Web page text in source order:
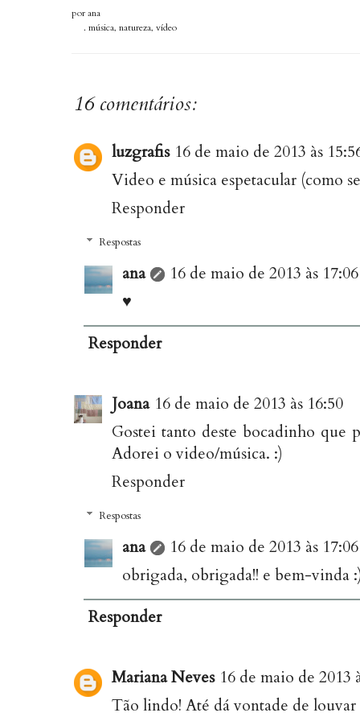
porana
. música, natureza, vídeo
16 comentários:
luzgrafis 16 de maio de 2013 às
Video e música espetacular (como
Responder
Respostas
ana
16 de maio de 2013 às 17:06
♥
Responder
Joana 16 de maio de 2013 às 16:50
Gostei tanto deste bocadinho que
Adorei o video/música. :)
Responder
Respostas
ana
16 de maio de 2013 às 17:06
obrigada, obrigada!! e bem-vinda
Responder
Mariana Neves 16 de maio de 2013
Tão lindo! Até dá vontade de louvar